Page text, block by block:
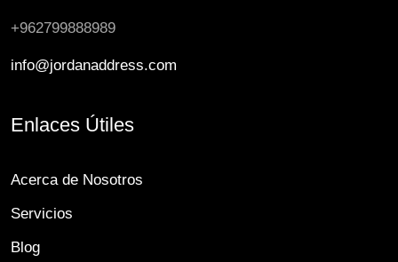
+962799888989
info@jordanaddress.com
Enlaces Útiles
Acerca de Nosotros
Servicios
Blog